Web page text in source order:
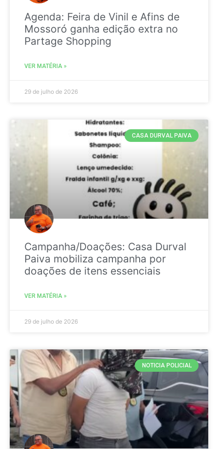
Agenda: Feira de Vinil e Afins de
Mossoró ganha edição extra no
Partage Shopping
VER MATÉRIA »
29 de julho de 2026
CASA DURVAL PAIVA
Campanha/Doações: Casa Durval
Paiva mobiliza campanha por
doações de itens essenciais
VER MATÉRIA »
29 de julho de 2026
NOTICIA POLICIAL